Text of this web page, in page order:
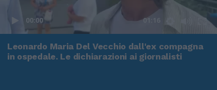
00:00 01:16
Leonardo Maria Del Vecchio dall'ex compagna
in ospedale. Le dichiarazioni ai giornalisti